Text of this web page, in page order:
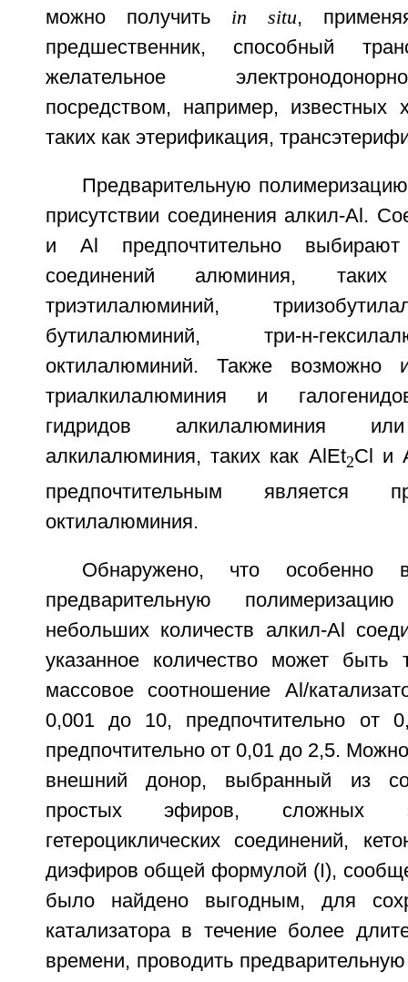
можно получить in situ,
предшественник, способный
желательное
посредством, например, известных
таких как этерификация,
Предварительную
присутствии соединения алкил-Al.
и Al предпочтительно
соединений алюминия,
триэтилалюминий,
бутилалюминий, три-н-
октилалюминий. Также возможно
триалкилалюминия и
гидридов алкилалюминия или
алкилалюминия, таких как AlEt2Cl и
предпочтительным является
октилалюминия.
Обнаружено, что особенно
предварительную
небольших количеств алкил-Al
указанное количество может быть
массовое соотношение Al/
0,001 до 10, предпочтительно от
предпочтительно от 0,01 до 2,5.
внешний донор, выбранный из
простых эфиров, сложных
гетероциклических соединений,
диэфиров общей формулой (I),
было найдено выгодным, для
катализатора в течение более
времени, проводить